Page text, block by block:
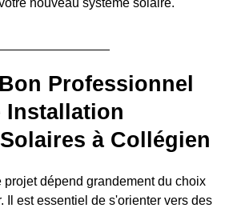
Professionnel
Installation
à Collégien
projet dépend grandement du choix
Il est essentiel de s'orienter vers des